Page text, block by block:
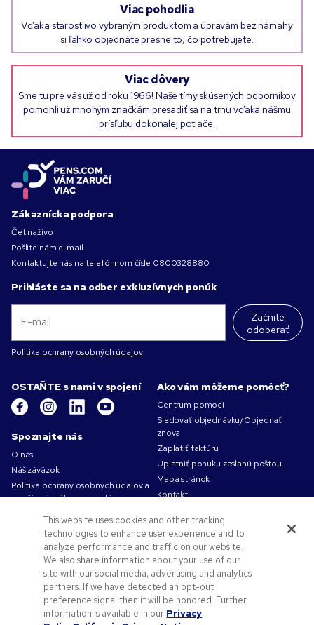
Viac pohodlia
Vďaka starostlivo vybraným produktom a úpravám bez námahy
si ľahko objednáte presne to, čo potrebujete.
Viac dôvery
Sme tu pre vás už od roku 1966! Naše tímy skúsených odborníkov
pomohli už mnohým značkám presadiť sa na trhu vďaka nášmu
prísľubu dokonalej potlače.
Zákaznícka podpora
Čet naživo
Pošlite nám e-mail
Kontaktujte nás na telefónnom čísle 0800328880
Prihláste sa na odber exkluzívnych ponúk
Začnite
odoberať
Politika ochrany osobných údajov
OSTAŇTE s nami v spojení
Spoznajte nás
O nás
Náš záväzok
Politika ochrany osobných údajov a
používania súborov cookie
Podmienky používania
Obchodné podmienky
Kariéra v Pens.com
Ako vám môžeme pomôcť?
Reklamné predmety
Zľavové kódy a kupóny
Pomoc s logom
Ako vám môžeme pomôcť?
Centrum pomoci
Sledovať objednávku/Objednať
znova
Zaplatiť faktúru
Uplatniť ponuku zaslanú poštou
Mapa stránok
Kontakt
This website uses cookies and other tracking
technologies to enhance user experience and to
analyze performance and traffic on our website.
We also share information about your use of our
site with our social media, advertising and analytics
partners. If we have detected an opt-out
preference signal then it will be honored. Further
information is available in our Privacy